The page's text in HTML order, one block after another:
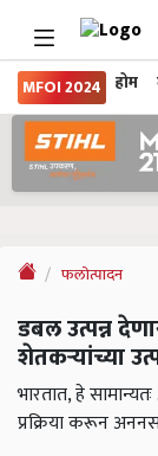
MFOI 2024 होम
फलोत्पादन
डबल उत्पन्न
शेतकऱ्यांच्या
भारतात, हे
प्रक्रिया करून